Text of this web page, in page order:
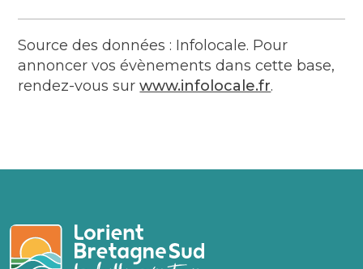
Source des données : Infolocale. Pour
annoncer vos évènements dans cette base,
rendez-vous surwww.infolocale.fr.